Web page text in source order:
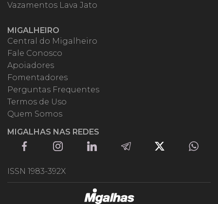
Vazamentos Lava Jato
MIGALHEIRO
Central do Migalheiro
Fale Conosco
Apoiadores
Fomentadores
Perguntas Frequentes
Termos de Uso
Quem Somos
MIGALHAS NAS REDES
ISSN 1983-392X